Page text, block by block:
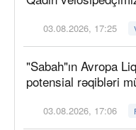
03.08.2026, 17:25
"Sabah"ın Avropa
potensial rəqibləri
03.08.2026, 17:06